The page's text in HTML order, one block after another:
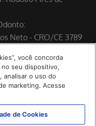
Neto - CRO/CE 3789
você concorda
seu dispositivo,
analisar o uso do
marketing. Acesse
de Cookies